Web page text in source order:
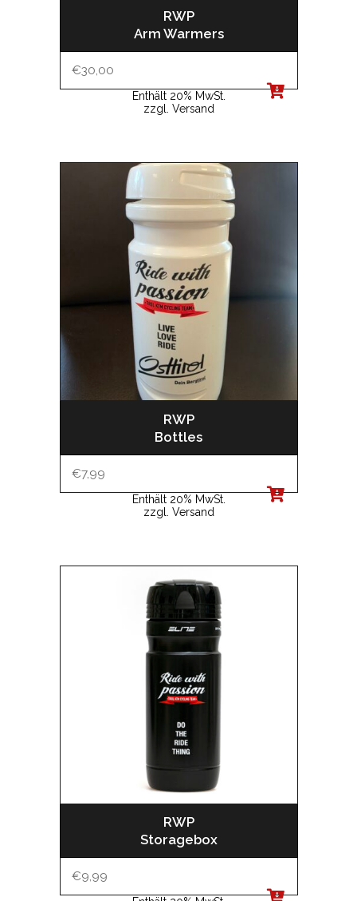
RWP
Arm Warmers
€30,00
Enthält 20% MwSt.
zzgl. Versand
RWP
Bottles
€7,99
Enthält 20% MwSt.
zzgl. Versand
RWP
Storagebox
€9,99